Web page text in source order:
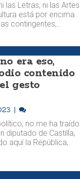
las Letras, ni las Artes
está por encima
contingentes,…
era eso,
contenido
gesto
no me ha traído
diputado de Castilla,
aquí la República,